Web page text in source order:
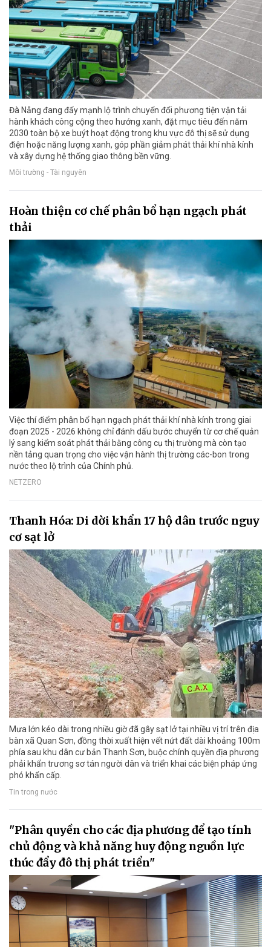
Đà Nẵng đang đẩy mạnh lộ trình chuyển đổi phương tiện vận tải
hành khách công cộng theo hướng xanh, đặt mục tiêu đến năm
2030 toàn bộ xe buýt hoạt động trong khu vực đô thị sẽ sử dụng
điện hoặc năng lượng xanh, góp phần giảm phát thải khí nhà kính
và xây dựng hệ thống giao thông bền vững.
Môi trường - Tài nguyên
Hoàn thiện cơ chế phân bổ hạn ngạch phát
thải
Việc thí điểm phân bổ hạn ngạch phát thải khí nhà kính trong giai
đoạn 2025 - 2026 không chỉ đánh dấu bước chuyển từ cơ chế quản
lý sang kiểm soát phát thải bằng công cụ thị trường mà còn tạo
nền tảng quan trọng cho việc vận hành thị trường các-bon trong
nước theo lộ trình của Chính phủ.
NETZERO
Thanh Hóa: Di dời khẩn 17 hộ dân trước nguy
cơ sạt lở
Mưa lớn kéo dài trong nhiều giờ đã gây sạt lở tại nhiều vị trí trên địa
bàn xã Quan Sơn, đồng thời xuất hiện vết nứt đất dài khoảng 100m
phía sau khu dân cư bản Thanh Sơn, buộc chính quyền địa phương
phải khẩn trương sơ tán người dân và triển khai các biện pháp ứng
phó khẩn cấp.
Tin trong nước
"Phân quyền cho các địa phương để tạo tính
chủ động và khả năng huy động nguồn lực
thúc đẩy đô thị phát triển"